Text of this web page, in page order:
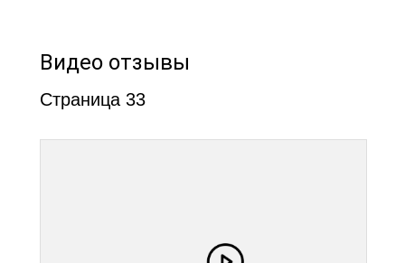
Видео отзывы
Страница 33